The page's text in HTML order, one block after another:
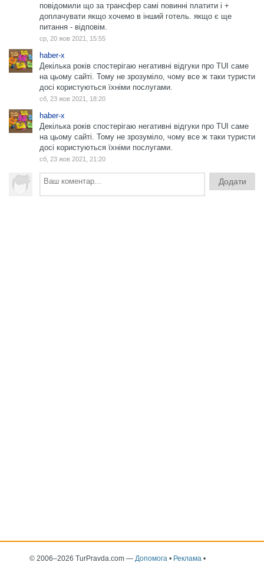
повідомили що за трансфер самі повинні платити і +
доплачувати якщо хочемо в інший готель. якщо є ще
питання - відповім.
ср, 20 жов 2021, 15:55
haber-x
Декілька років спостерігаю негативні відгуки про TUI саме
на цьому сайті. Тому не зрозуміло, чому все ж таки туристи
досі користуються їхніми послугами.
сб, 23 жов 2021, 18:20
haber-x
Декілька років спостерігаю негативні відгуки про TUI саме
на цьому сайті. Тому не зрозуміло, чому все ж таки туристи
досі користуються їхніми послугами.
сб, 23 жов 2021, 21:20
© 2006–2026 TurPravda.com — Допомога • Реклама •